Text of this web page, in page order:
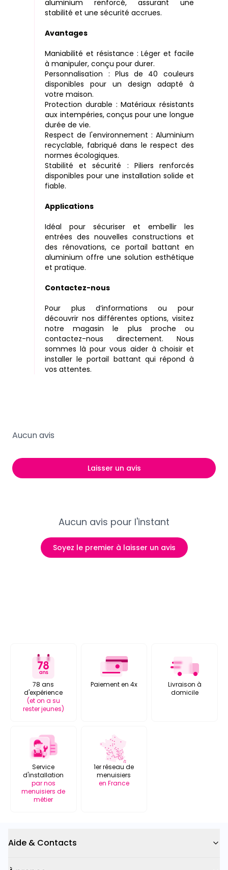
aluminium renforcé, assurant une
stabilité et une sécurité accrues.
Avantages
Maniabilité et résistance : Léger et facile
à manipuler, conçu pour durer.
Personnalisation : Plus de 40 couleurs
disponibles pour un design adapté à
votre maison.
Protection durable : Matériaux résistants
aux intempéries, conçus pour une longue
durée de vie.
Respect de l'environnement : Aluminium
recyclable, fabriqué dans le respect des
normes écologiques.
Stabilité et sécurité : Piliers renforcés
disponibles pour une installation solide et
fiable.
Applications
Idéal pour sécuriser et embellir les
entrées des nouvelles constructions et
des rénovations, ce portail battant en
aluminium offre une solution esthétique
et pratique.
Contactez-nous
Pour plus d’informations ou pour
découvrir nos différentes options, visitez
notre magasin le plus proche ou
contactez-nous directement. Nous
sommes là pour vous aider à choisir et
installer le portail battant qui répond à
vos attentes.
Aucun avis pour l'instant
Soyez le premier à laisser un avis
Aucun avis
Laisser un avis
78 ans
d'expérience
(et on a su
rester jeunes)
Paiement en 4x
Livraison à
domicile
Service
d'installation
par nos
menuisiers de
métier
1er réseau de
menuisiers
en France
Aide & Contacts